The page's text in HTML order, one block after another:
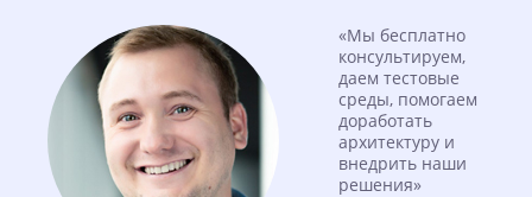
«Мы бесплатно
консультируем,
даем тестовые
среды, помогаем
доработать
архитектуру и
внедрить наши
решения»